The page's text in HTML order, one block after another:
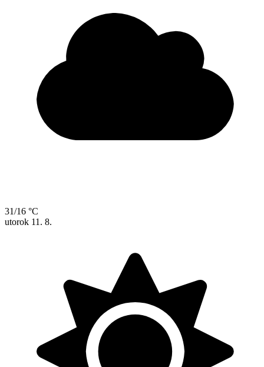
31/16 °C
utorok 11. 8.